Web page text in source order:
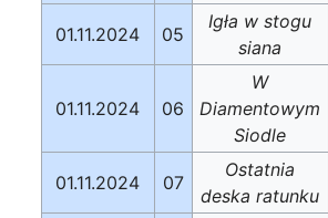
01.11.2024 05
Igła w stogu
siana
01.11.2024 06
W
Diamentowym
Siodle
01.11.2024 07
Ostatnia
deska ratunku